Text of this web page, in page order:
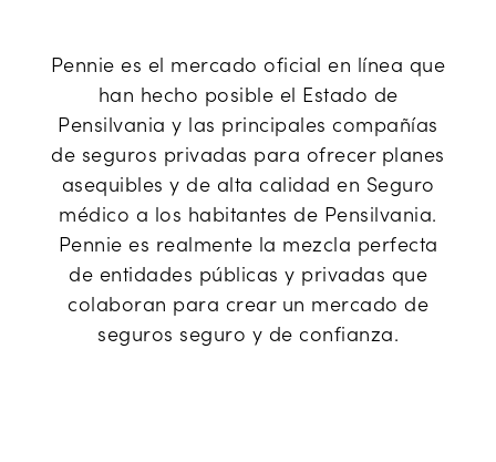
Ayuda
Pennie es el mercado oficial en línea que
han hecho posible el Estado de
Pensilvania y las principales compañías
de seguros privadas para ofrecer planes
asequibles y de alta calidad en Seguro
médico a los habitantes de Pensilvania.
Pennie es realmente la mezcla perfecta
de entidades públicas y privadas que
colaboran para crear un mercado de
seguros seguro y de confianza.